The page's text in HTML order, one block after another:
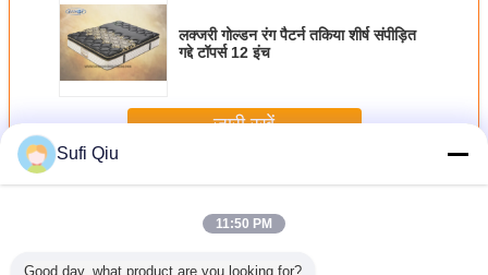
लक्जरी गोल्डन रंग पैटर्न तकिया शीर्ष संपीड़ित
गद्दे टॉपर्स 12 इंच
जारी रखें
अधिकनिरंतर वसंत गद्दे
Sufi Qiu
11:50 PM
Good day, what product are you looking for?